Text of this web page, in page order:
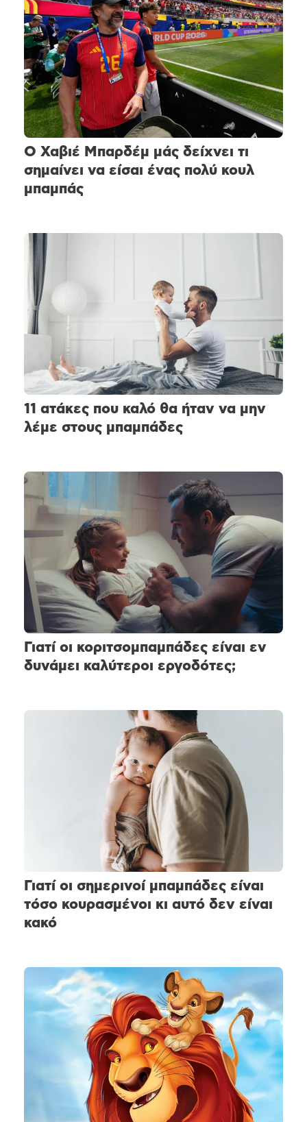
Ο Χαβιέ Μπαρδέμ μάς δείχνει τι
σημαίνει να είσαι ένας πολύ κουλ
μπαμπάς
11 ατάκες που καλό θα ήταν να μην
λέμε στους μπαμπάδες
Γιατί οι κοριτσομπαμπάδες είναι εν
δυνάμει καλύτεροι εργοδότες;
Γιατί οι σημερινοί μπαμπάδες είναι
τόσο κουρασμένοι κι αυτό δεν είναι
κακό